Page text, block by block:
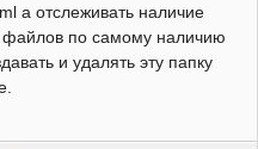
а отслеживать наличие
по самому наличию
и удалять эту папку